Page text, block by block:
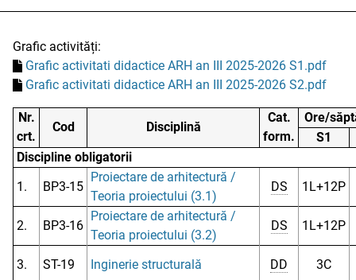
Grafic activități:
Grafic activitati didactice ARH an III 2025-2026 S1.pdf
Grafic activitati didactice ARH an III 2025-2026 S2.pdf
Nr.
crt.
Cod Disciplină
Cat.
form.
Ore/
S1
Discipline obligatorii
1.
BP3-15
Proiectare de arhitectură /
Teoria proiectului (3.1)
DS 1L+12P
2. BP3-16
Proiectare de arhitectură /
Teoria proiectului (3.2)
DS 1L+12P
3. ST-19 Inginerie structurală DD 3C